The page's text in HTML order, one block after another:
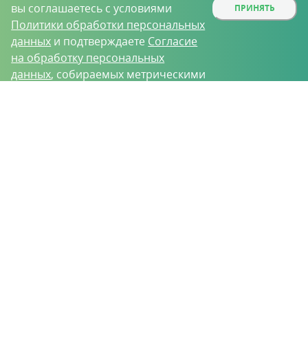
вы соглашаетесь с условиями
Политики обработки персональных
данных и подтверждаете Согласие
на обработку персональных
данных, собираемых метрическими
ПРИНЯТЬ